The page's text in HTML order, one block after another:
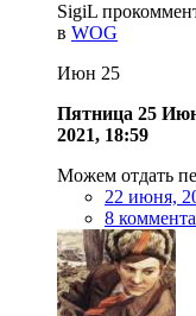
SigiL
в WOG
Июн 25
Пятница 25
2021, 18:59
Можем отдать
22 июня,
8